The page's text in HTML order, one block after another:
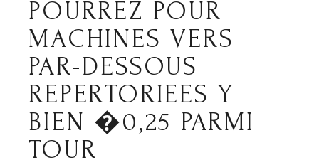
POURREZ POUR
MACHINES VERS
PAR-DESSOUS
REPERTORIEES Y
BIEN �0,25 PARMI
TOUR